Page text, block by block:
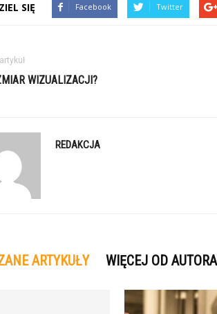
SIĘ Facebook Twitter
WIZUALIZACJI?
REDAKCJA
ARTYKUŁY WIĘCEJ OD AUTORA